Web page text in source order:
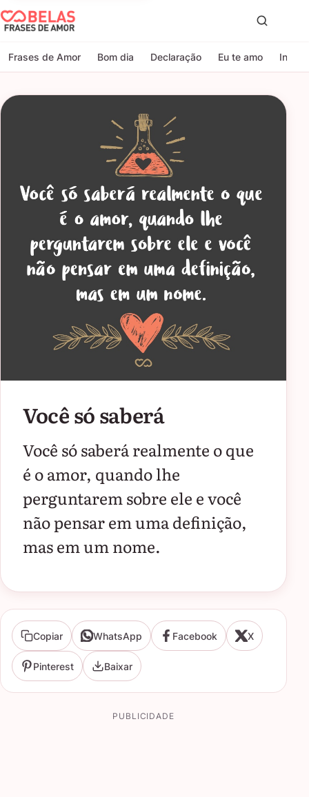
Belas Frases de Amor
Frases de Amor Bom dia Declaração Eu te amo
Você só saberá
Você só saberá realmente o que
é o amor, quando lhe
perguntarem sobre ele e você
não pensar em uma definição,
mas em um nome.
Copiar WhatsApp Facebook X
Pinterest Baixar
PUBLICIDADE